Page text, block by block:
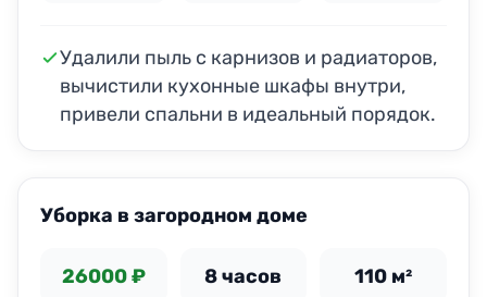
Удалили пыль с карнизов и радиаторов,
вычистили кухонные шкафы внутри,
привели спальни в идеальный порядок.
Уборка в загородном доме
26000 ₽ 8 часов 110 м²